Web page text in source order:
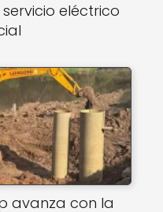
eléctrico
avanza con la